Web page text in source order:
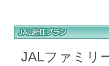
JALファミリ